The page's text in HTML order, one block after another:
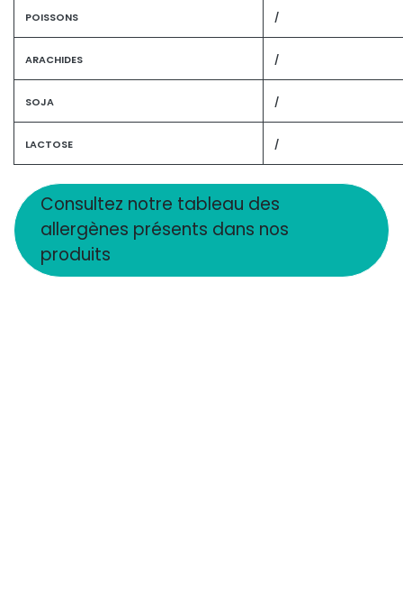
POISSONS /
ARACHIDES /
SOJA /
LACTOSE /
Consultez notre tableau des
allergènes présents dans nos
produits